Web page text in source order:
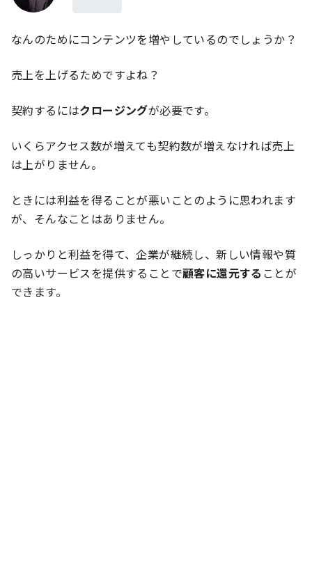
なんのためにコンテンツを増やしているのでしょうか？
売上を上げるためですよね？
契約するにはクロージングが必要です。
いくらアクセス数が増えても契約数が増えなければ売上
は上がりません。
ときには利益を得ることが悪いことのように思われます
が、そんなことはありません。
しっかりと利益を得て、企業が継続し、新しい情報や質
の高いサービスを提供することで顧客に還元する ことが
できます。